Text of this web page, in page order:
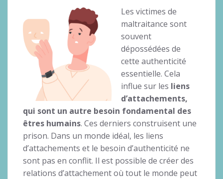
Les victimes de
maltraitance sont
souvent
dépossédées de
cette authenticité
essentielle. Cela
influe sur les liens
d’attachements,
qui sont un autre besoin fondamental des
êtres humains. Ces derniers construisent une
prison. Dans un monde idéal, les liens
d’attachements et le besoin d’authenticité ne
sont pas en conflit. Il est possible de créer des
relations d’attachement où tout le monde peut